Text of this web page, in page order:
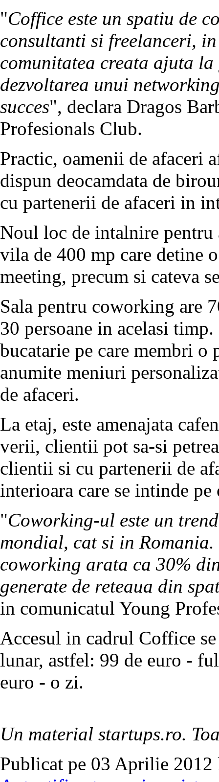
"Coffice este un spatiu de
consultanti si freelanceri,
comunitatea creata ajuta
dezvoltarea unui
succes", declara Dragos
Profesionals Club.
Practic, oamenii de afaceri
dispun deocamdata de
cu partenerii de afaceri in
Noul loc de intalnire pentru
vila de 400 mp care detine
meeting, precum si cateva
Sala pentru coworking are
30 persoane in acelasi
bucatarie pe care membri
anumite meniuri
de afaceri.
La etaj, este amenajata
verii, clientii pot sa-si
clientii si cu partenerii de
interioara care se intinde
"Coworking-ul este un
mondial, cat si in
coworking arata ca 30%
generate de reteaua din
in comunicatul Young
Accesul in cadrul Coffice
lunar, astfel: 99 de euro -
euro - o zi.
Un material startups.ro.
Publicat pe 03 Aprilie 2012